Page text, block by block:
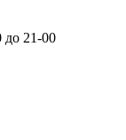
до 21-00